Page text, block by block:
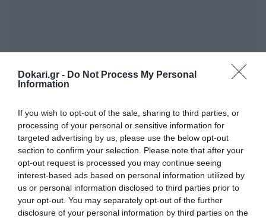
Dokari.gr - Do Not Process My Personal
Information
If you wish to opt-out of the sale, sharing to third parties, or
processing of your personal or sensitive information for
targeted advertising by us, please use the below opt-out
section to confirm your selection. Please note that after your
opt-out request is processed you may continue seeing
interest-based ads based on personal information utilized by
us or personal information disclosed to third parties prior to
your opt-out. You may separately opt-out of the further
disclosure of your personal information by third parties on the